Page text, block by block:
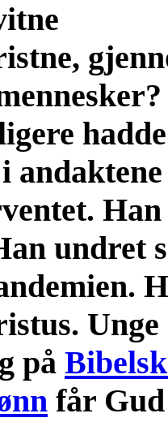
undret
på
får Gud